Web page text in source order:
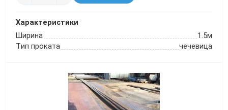
Характеристики
Ширина
1.5м
Тип проката
чечевица